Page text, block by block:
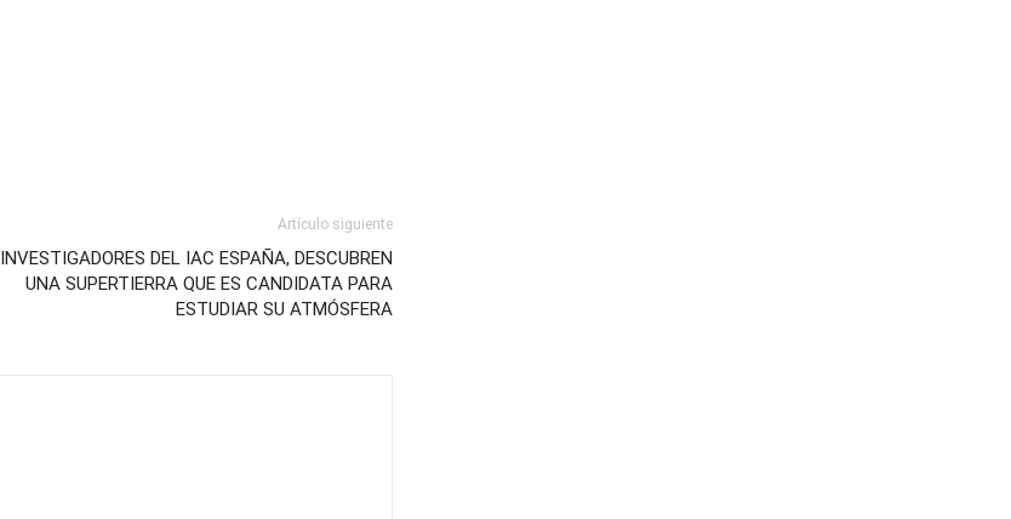
Artículo siguiente
INVESTIGADORES DEL IAC ESPAÑA, DESCUBREN
UNA SUPERTIERRA QUE ES CANDIDATA PARA
ESTUDIAR SU ATMÓSFERA